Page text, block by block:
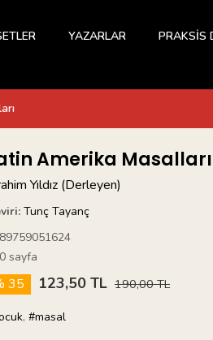
YAZARLAR PRAKSİS
Amerika Masalları
Yıldız (Derleyen)
Tunç Tayanç
sayfa
35 123,50 TL 190,00 TL
, #masal